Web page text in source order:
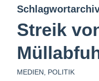
Streik
MEDIEN POLITIK